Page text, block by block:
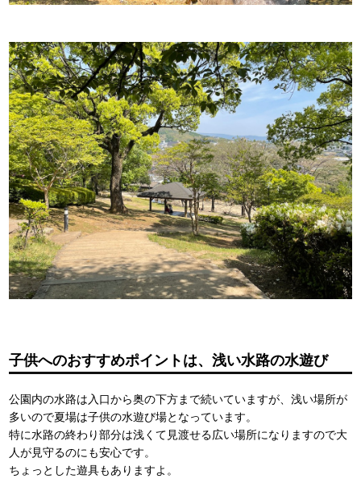
子供へのおすすめポイントは、浅い水路の水遊び
公園内の水路は入口から奥の下方まで続いていますが、浅い場所が
多いので夏場は子供の水遊び場となっています。
特に水路の終わり部分は浅くて見渡せる広い場所になりますので大
人が見守るのにも安心です。
ちょっとした遊具もありますよ。